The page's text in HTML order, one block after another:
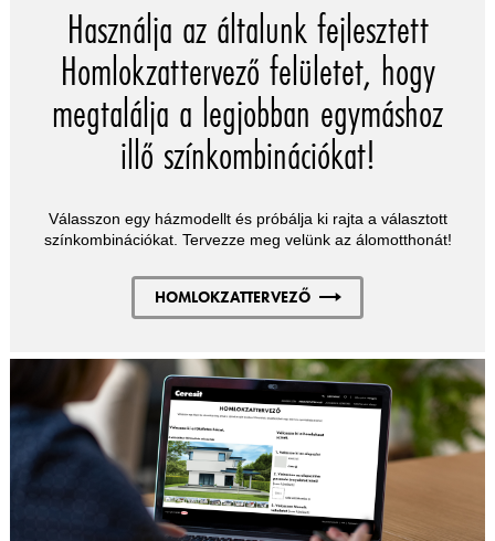
Használja az általunk fejlesztett
Homlokzattervező felületet, hogy
megtalálja a legjobban egymáshoz
illő színkombinációkat!
Válasszon egy házmodellt és próbálja ki rajta a választott
színkombinációkat. Tervezze meg velünk az álomotthonát!
HOMLOKZATTERVEZŐ